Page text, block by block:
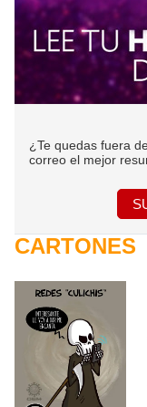
¿Te quedas fuera
correo el mejor
CARTONES